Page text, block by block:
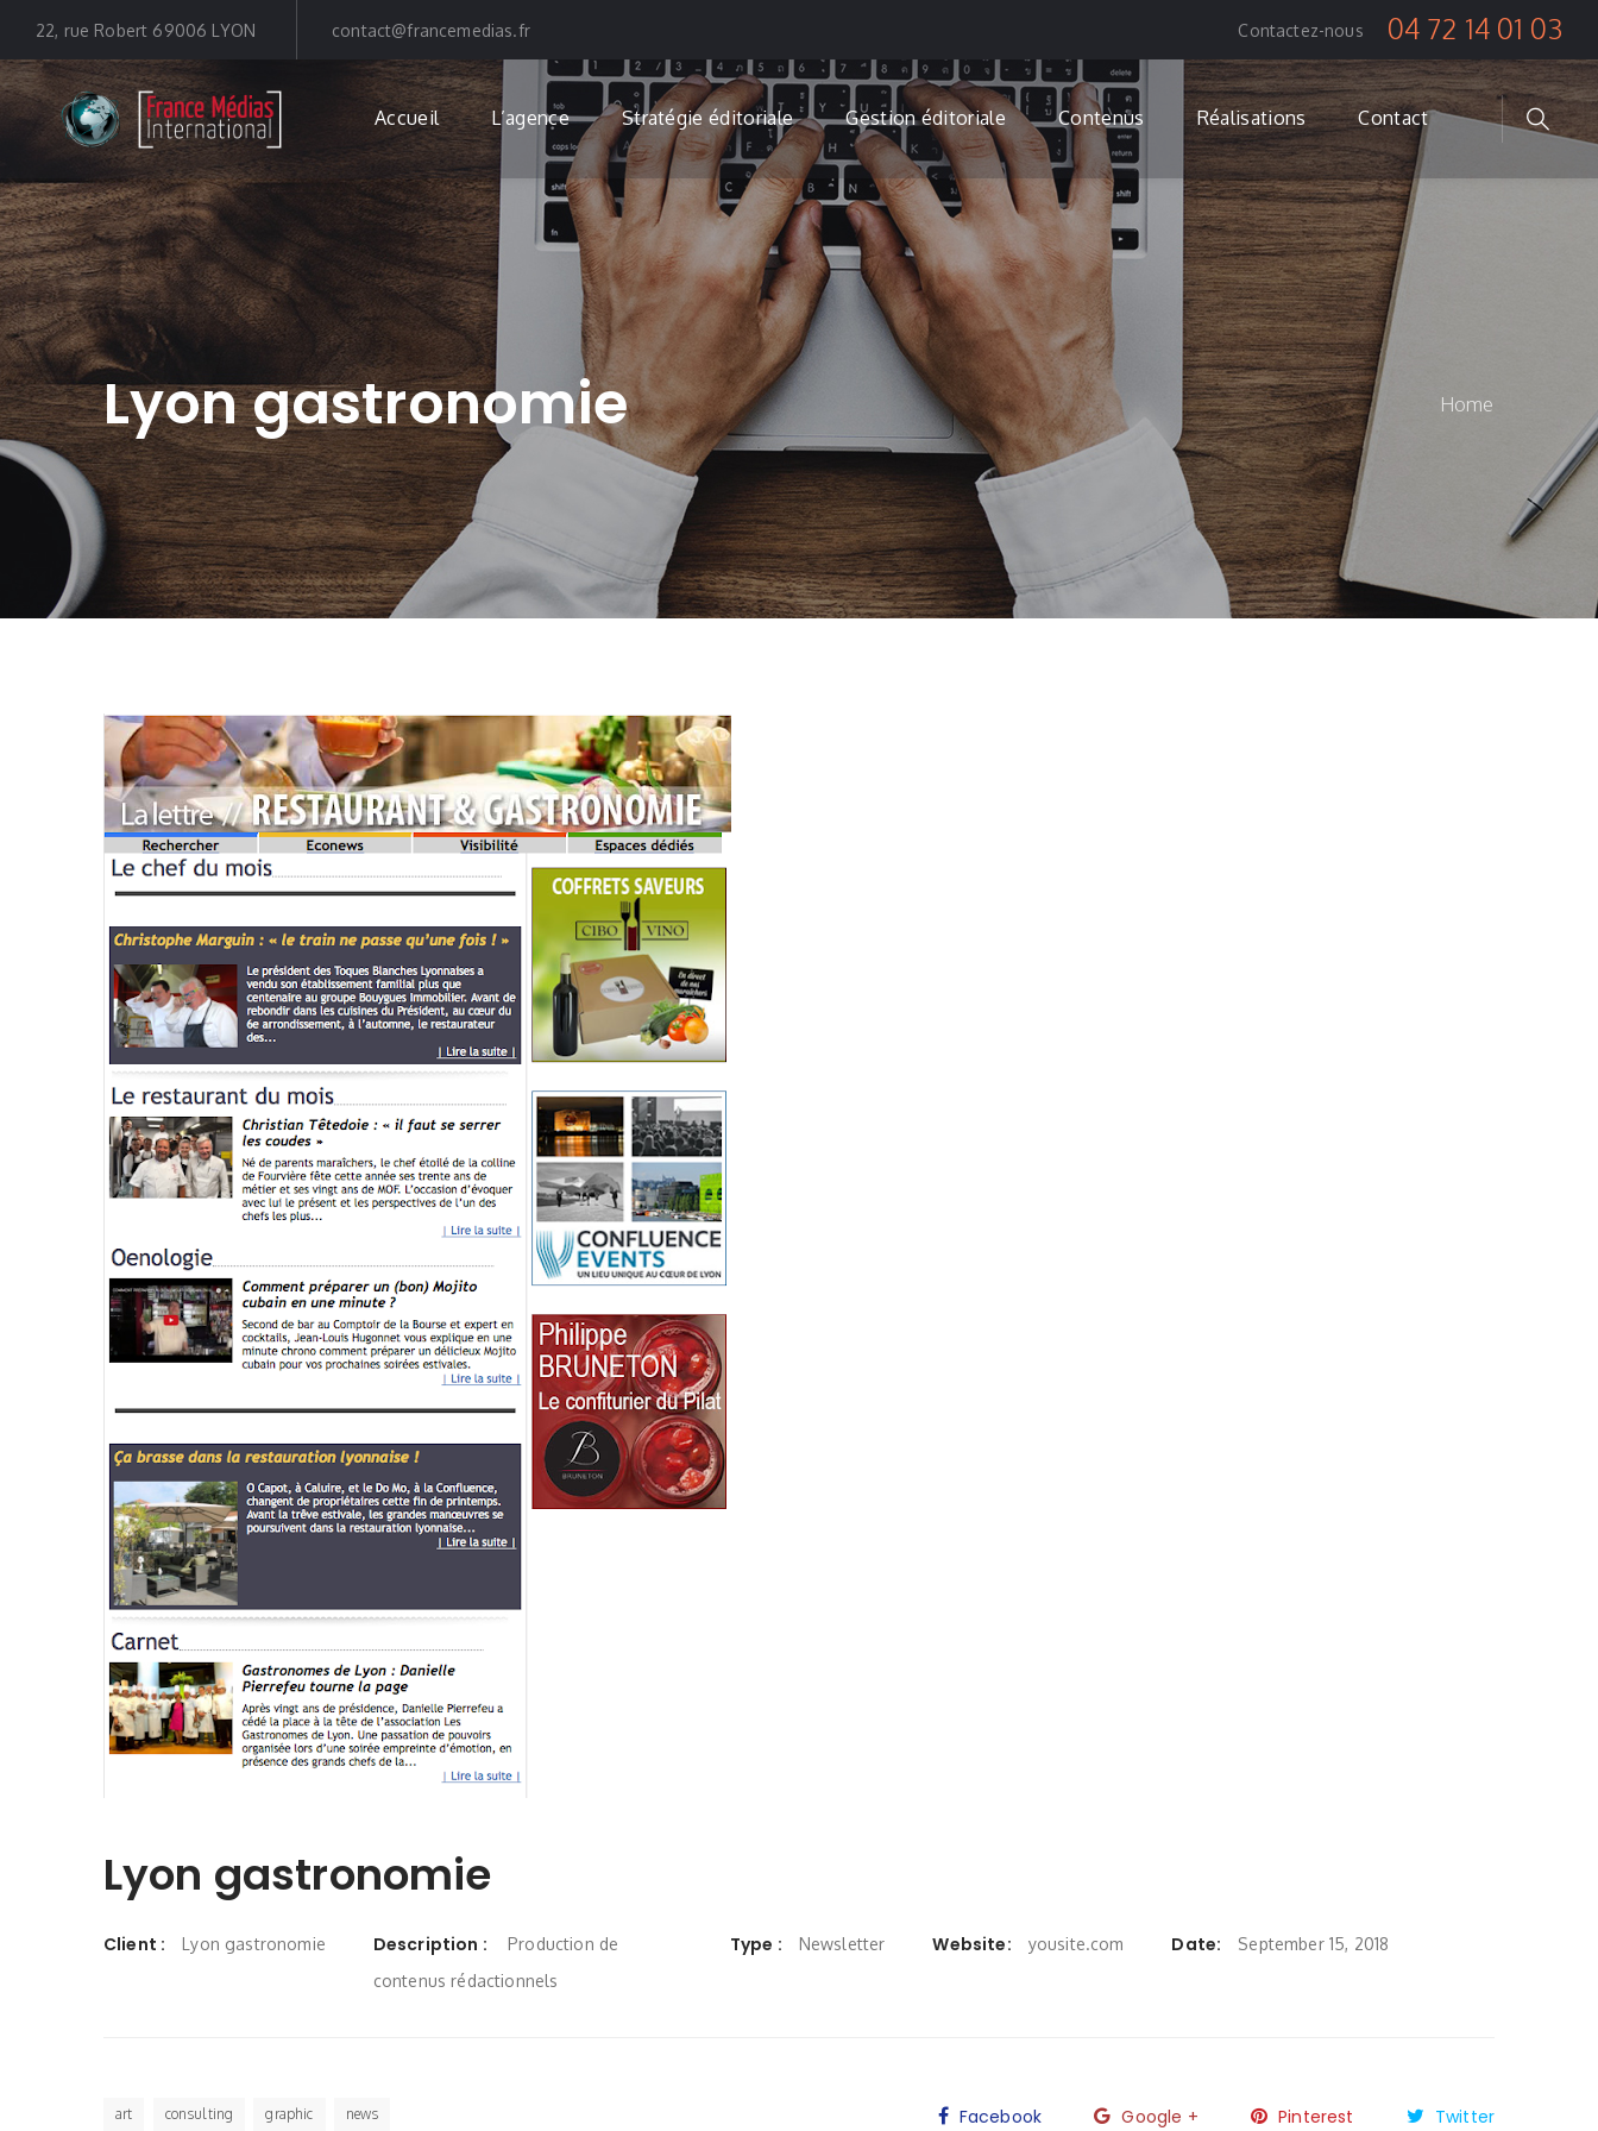
22, rue Robert 69006 LYON contact@francemedias.fr Contactez-nous 04 72 14 01 03
Accueil L’agence Stratégie éditoriale Gestion éditoriale Contenus Réalisations Contact
Lyon gastronomie Home
Lyon gastronomie
Client : Lyon gastronomie Description :
Production de
contenus rédactionnels
Type : Newsletter Website: yousite.com Date: September 15, 2018
art consulting graphic news Facebook Google + Pinterest Twitter